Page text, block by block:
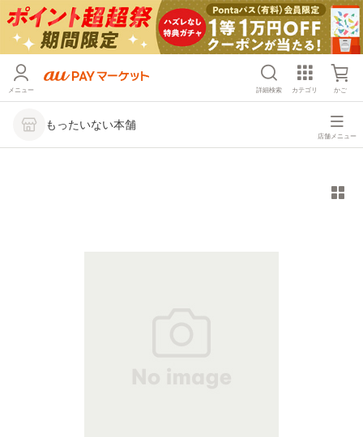
メニュー 詳細検索 カテゴリ かご
もったいない本舗
店舗メニュー